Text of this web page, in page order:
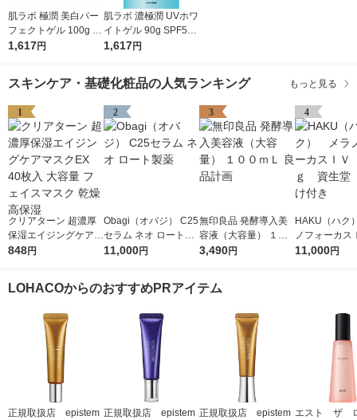
肌ラボ 極潤 美白パー
フェクトゲル 100g ロ
ート製薬 オールイン
1,617円
肌ラボ 濃極潤 UVホワ
イトゲル 90g SPF50+
PA++++ オールインワ
1,617円
スキンケア・基礎化粧品の人気ランキング もっと見る
1
クリアターン 超濃厚
保湿エイジングケアマ
スクEX 40枚入 大容量
848円
2
Obagi（オバジ） C25
セラム ネオ ロート製
薬
11,000円
3
無印良品 発酵導入美
容液（大容量） １０
０ｍＬ 良品計画
3,490円
4
HAKU（ハ
ノフォーカ
5ｇ 資生堂
11,000円
LOHACOからのおすすめPRアイテム
正規取扱店 epistem 正規取扱店 epistem 正規取扱店 epistem エスト ザ